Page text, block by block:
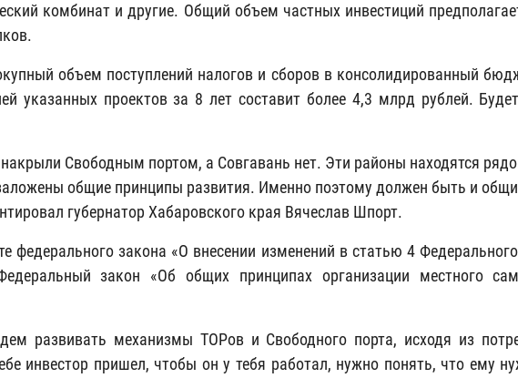
комбинат и другие. Общий объем частных инвестиций
объем поступлений налогов и сборов в консолидированный
указанных проектов за 8 лет составит более 4,3 млрд рублей.
Свободным портом, а Совгавань нет. Эти районы находятся
общие принципы развития. Именно поэтому должен быть и
губернатор Хабаровского края Вячеслав Шпорт.
федерального закона «О внесении изменений в статью 4
закон «Об общих принципах организации местного
развивать механизмы ТОРов и Свободного порта, исходя из
инвестор пришел, чтобы он у тебя работал, нужно понять, что ему